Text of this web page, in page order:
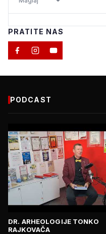
PRATITE NAS
PODCAST
DR. ARHEOLOGIJE TONKO
RAJKOVAČA